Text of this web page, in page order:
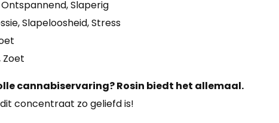
Ontspannend, Slaperig
Slapeloosheid, Stress
Zoet
cannabiservaring? Rosin biedt het allemaal.
concentraat zo geliefd is!